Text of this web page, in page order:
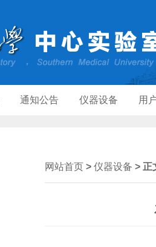
通知公告 仪器设备 用
网站首页 > 仪器设备 > 正